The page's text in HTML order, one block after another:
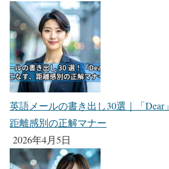
英語メールの書き出し30選｜「Dear
距離感別の正解マナー
2026年4月5日